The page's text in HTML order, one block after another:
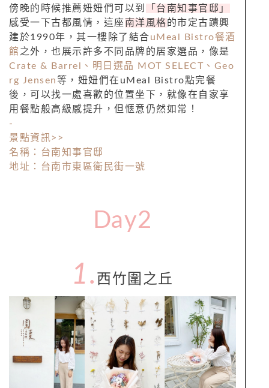
傍晚的時候推薦妞妞們可以到
「台南知事官邸」
感受一下古都風情，這座 南洋風格 的市定古蹟興
建於1990年，其一樓除了結合uMeal Bistro餐酒
館 之外，也展示許多不同品牌的居家選品，像是
Crate & Barrel、明日選品 MOT SELECT、Geo
rg Jensen等，妞妞們在uMeal Bistro點完餐
後，可以找一處喜歡的位置坐下，就像在自家享
用餐點般高級感提升，但愜意仍然如常！
-
景點資訊>>
名稱：台南知事官邸
地址：台南市東區衛民街一號
Day2
1. 西竹圍之丘